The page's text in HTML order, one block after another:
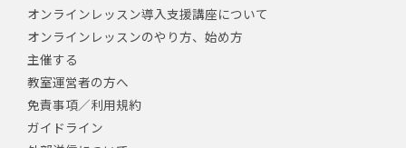
オンラインレッスン導入支援講座について
オンラインレッスンのやり方、始め方
主催する
教室運営者の方へ
免責事項／利用規約
ガイドライン